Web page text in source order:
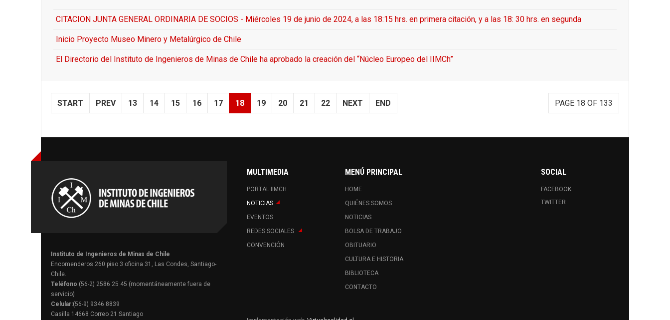
CITACION JUNTA GENERAL ORDINARIA DE SOCIOS - Miércoles 19 de junio de 2024, a las 18:15 hrs. en primera citación, y a las 18: 30 hrs. en segunda
Inicio Proyecto Museo Minero y Metalúrgico de Chile
El Directorio del Instituto de Ingenieros de Minas de Chile ha aprobado la creación del “Núcleo Europeo del IIMCh”
PAGE 18 OF 133
START PREV 13 14 15 16 17 18 19 20 21 22 NEXT END
Instituto de Ingenieros de Minas de Chile
Encomenderos 260 piso 3 oficina 31, Las Condes, Santiago-
Chile.
Teléfono:(56-2) 2586 25 45 (momentáneamente fuera de
servicio)
Celular:(56-9) 9346 8839
Casilla 14668 Correo 21 Santiago
MULTIMEDIA
PORTAL IIMCH
NOTICIAS
EVENTOS
REDES SOCIALES
CONVENCIÓN
MENÚ PRINCIPAL
HOME
QUIÉNES SOMOS
NOTICIAS
BOLSA DE TRABAJO
OBITUARIO
CULTURA E HISTORIA
BIBLIOTECA
CONTACTO
SOCIAL
FACEBOOK
TWITTER